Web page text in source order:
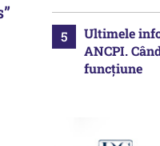
Ultimele
ANCPI.
funcțiune